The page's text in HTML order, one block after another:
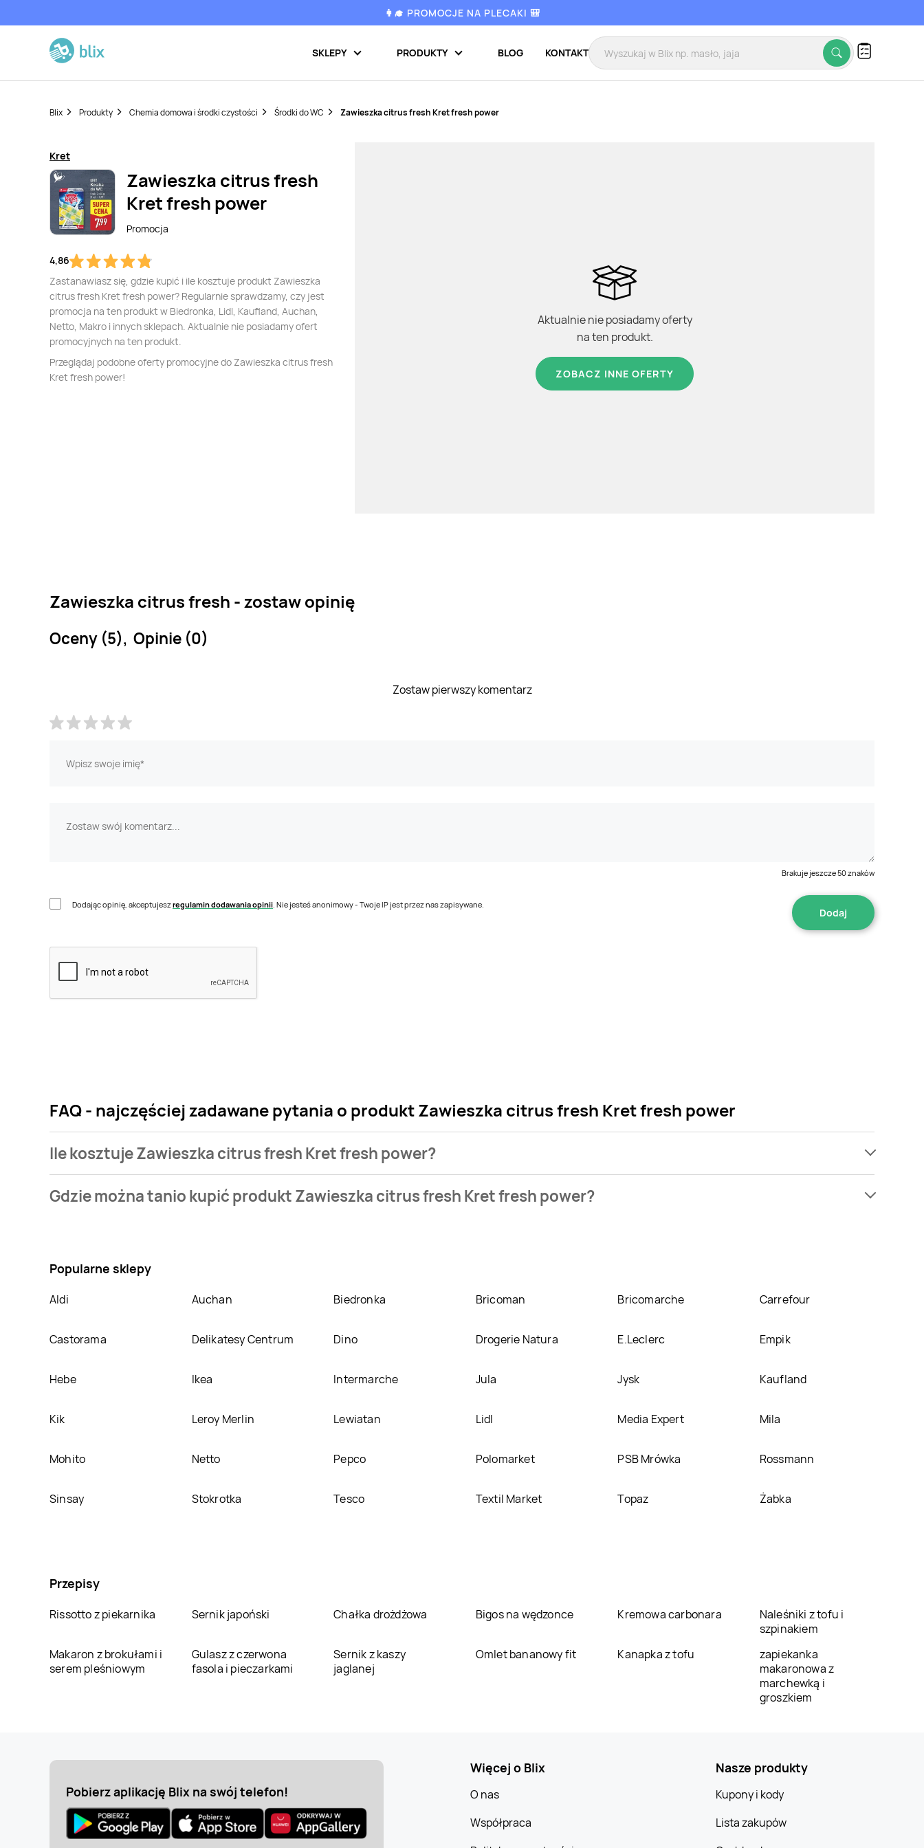
👩‍🎓 PROMOCJE NA PLECAKI 🎒
SKLEPY PRODUKTY BLOG KONTAKT
Blix Produkty Chemia domowa i środki czystości Środki do WC Zawieszka citrus fresh Kret fresh power
Kret
Zawieszka citrus fresh
Kret fresh power
Promocja
4,86
Zastanawiasz się, gdzie kupić i ile kosztuje produkt Zawieszka
citrus fresh Kret fresh power? Regularnie sprawdzamy, czy jest
promocja na ten produkt w Biedronka, Lidl, Kaufland, Auchan,
Netto, Makro i innych sklepach. Aktualnie nie posiadamy ofert
promocyjnych na ten produkt.
Przeglądaj podobne oferty promocyjne do Zawieszka citrus fresh
Kret fresh power!
Aktualnie nie posiadamy oferty
na ten produkt.
ZOBACZ INNE OFERTY
Zawieszka citrus fresh - zostaw opinię
Oceny (5), Opinie (0)
Zostaw pierwszy komentarz
Brakuje jeszcze50 znaków
Dodając opinię, akceptujeszregulamin dodawania opinii . Nie jesteś anonimowy - Twoje IP jest przez nas zapisywane.
FAQ - najczęściej zadawane pytania o produkt Zawieszka citrus fresh Kret fresh power
Ile kosztuje Zawieszka citrus fresh Kret fresh power?
citrus fresh Kret fresh power kosztuje od 6,89 zł do 9,39 zł.
Gdzie można tanio kupić produkt Zawieszka citrus fresh Kret fresh power?
Popularne sklepy
Aldi Auchan Biedronka Bricoman Bricomarche Carrefour
Castorama Delikatesy Centrum Dino Drogerie Natura E.Leclerc Empik
Hebe Ikea Intermarche Jula Jysk Kaufland
Kik Leroy Merlin Lewiatan Lidl Media Expert Mila
Mohito Netto Pepco Polomarket PSB Mrówka Rossmann
Sinsay Stokrotka Tesco Textil Market Topaz Żabka
Przepisy
Rissotto z piekarnika Sernik japoński Chałka drożdżowa Bigos na wędzonce Kremowa carbonara
Naleśniki z tofu i
szpinakiem
Makaron z brokułami i
serem pleśniowym
Gulasz z czerwona
fasola i pieczarkami
Sernik z kaszy
jaglanej
Omlet bananowy fit Kanapka z tofu
zapiekanka
makaronowa z
marchewką i
groszkiem
Pobierz aplikację Blix na swój telefon!
Więcej o Blix
O nas
Współpraca
Nasze produkty
Kupony i kody
Lista zakupów